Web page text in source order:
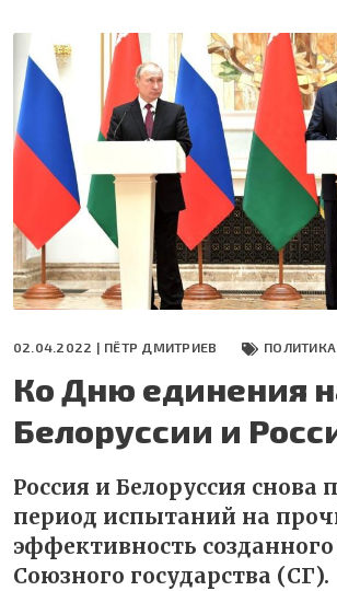
основному
содержанию
02.04.2022 | ПЁТР ДМИТРИЕВ ПОЛИТИКА
Ко Дню единения
Белоруссии и
Россия и Белоруссия снова
период испытаний на
эффективность
Союзного государства (СГ).